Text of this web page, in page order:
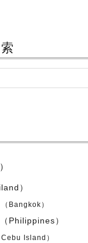
）
Bangkok）
Philippines）
Island）